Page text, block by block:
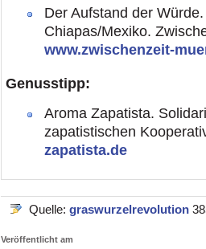
Der Aufstand der
Chiapas/Mexiko.
www.zwischenzeit-
Genusstipp:
Aroma Zapatista.
zapatistischen
zapatista.de
Quelle: graswurzelrevolution
Veröffentlicht am